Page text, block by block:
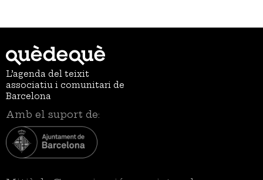
L’agenda del teixit
associatiu i comunitari de
Barcelona
Amb el suport de: